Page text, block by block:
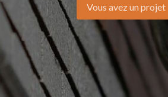
Vous avez un projet